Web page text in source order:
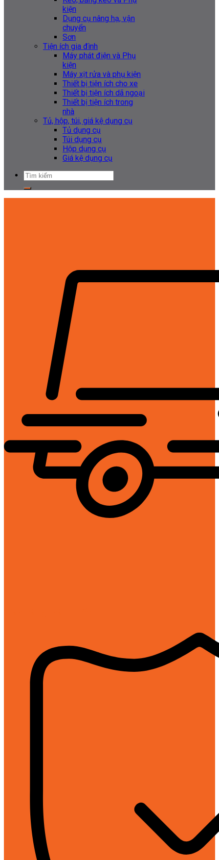
kiện
Dụng cụ nâng hạ, vận
chuyển
Sơn
Tiện ích gia đình
Máy phát điện và Phụ
kiện
Máy xịt rửa và phụ kiện
Thiết bị tiện ích cho xe
Thiết bị tiện ích dã ngoại
Thiết bị tiện ích trong
nhà
Tủ, hộp, túi, giá kệ dụng cụ
Tủ dụng cụ
Túi dụng cụ
Hộp dụng cụ
Giá kệ dụng cụ
Tìm